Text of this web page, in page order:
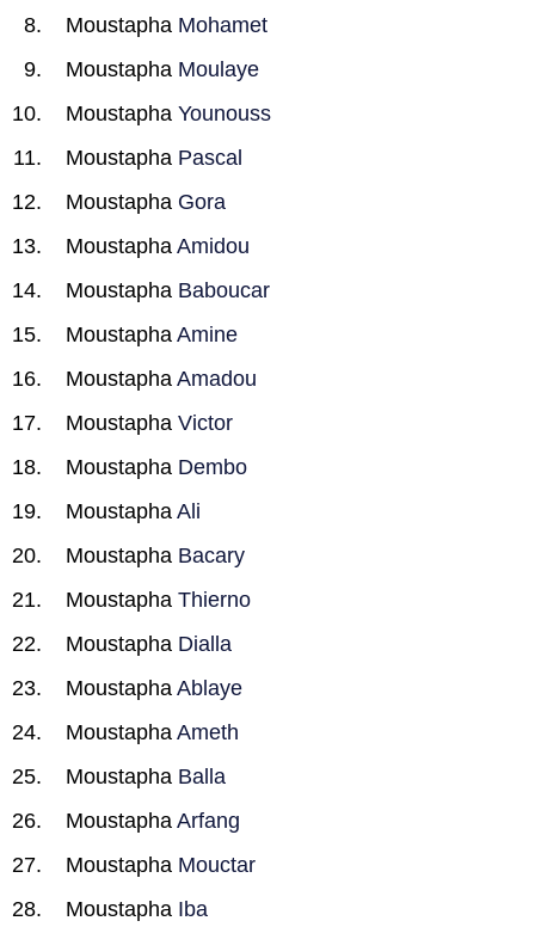
Moustapha Mohamet
Moustapha Moulaye
Moustapha Younouss
Moustapha Pascal
Moustapha Gora
Moustapha Amidou
Moustapha Baboucar
Moustapha Amine
Moustapha Amadou
Moustapha Victor
Moustapha Dembo
Moustapha Ali
Moustapha Bacary
Moustapha Thierno
Moustapha Dialla
Moustapha Ablaye
Moustapha Ameth
Moustapha Balla
Moustapha Arfang
Moustapha Mouctar
Moustapha Iba